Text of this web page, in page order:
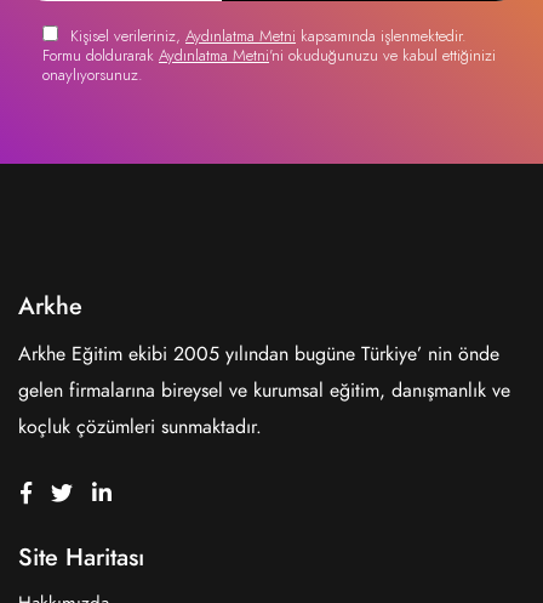
Kişisel verileriniz, Aydınlatma Metni kapsamında işlenmektedir.
Formu doldurarak Aydınlatma Metni'ni okuduğunuzu ve kabul ettiğinizi
onaylıyorsunuz.
Arkhe
Arkhe Eğitim ekibi 2005 yılından bugüne Türkiye’ nin önde
gelen firmalarına bireysel ve kurumsal eğitim, danışmanlık ve
koçluk çözümleri sunmaktadır.
Site Haritası